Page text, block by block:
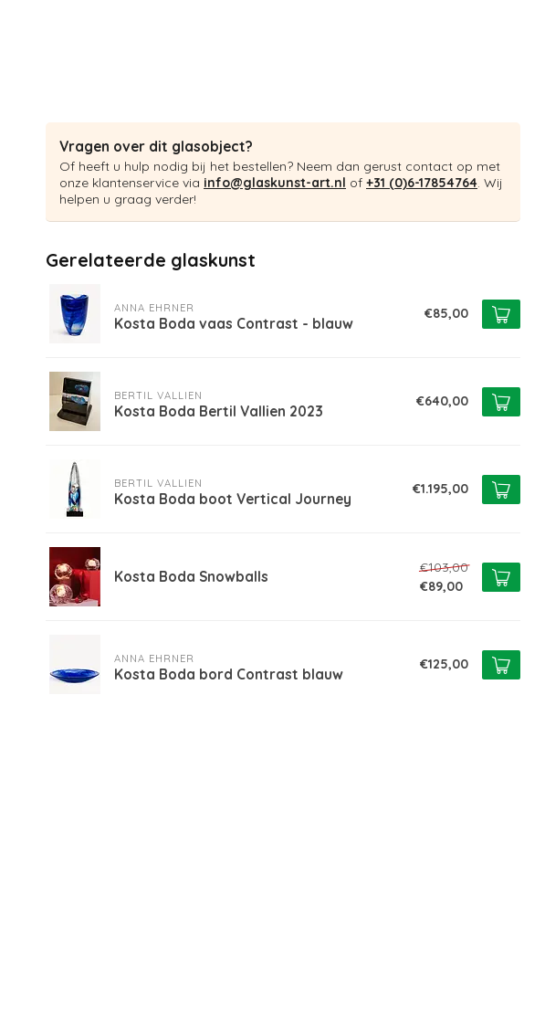
Vragen over dit glasobject?
Of heeft u hulp nodig bij het bestellen? Neem dan gerust contact op met
onze klantenservice via info@glaskunst-art.nl of +31 (0)6-17854764. Wij
helpen u graag verder!
Gerelateerde glaskunst
ANNA EHRNER
Kosta Boda vaas Contrast - blauw
€85,00
BERTIL VALLIEN
Kosta Boda Bertil Vallien 2023
€640,00
BERTIL VALLIEN
Kosta Boda boot Vertical Journey
€1.195,00
Kosta Boda Snowballs
€103,00
€89,00
ANNA EHRNER
Kosta Boda bord Contrast blauw
€125,00